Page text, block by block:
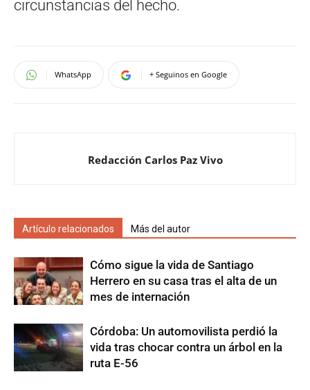
circunstancias del hecho.
WhatsApp + Seguinos en Google
Redacción Carlos Paz Vivo
Artículo relacionados Más del autor
Cómo sigue la vida de Santiago
Herrero en su casa tras el alta de un
mes de internación
Córdoba: Un automovilista perdió la
vida tras chocar contra un árbol en la
ruta E-56